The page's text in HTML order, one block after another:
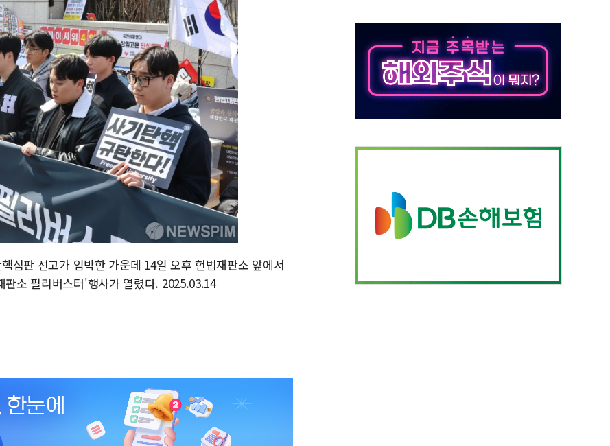
구미 폐염산처리업체서 불 2시간30여분만에 진화...외국인 노동자 숨져
해군과 함께하는 '불금전파, 송정' 시즌2
강원도 폭염특보 11일째…온열질환·가축 피해 최소화 '총력 대응'
심판 선고가 임박한 가운데 14일 오후 헌법재판소 앞에서
소 필리버스터'행사가 열렸다. 2025.03.14